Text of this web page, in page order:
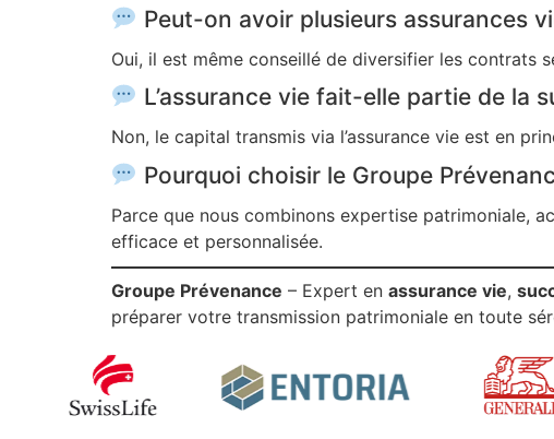
Peut-on avoir plusieurs assurances
Oui, il est même conseillé de diversifier les contrats
L’assurance vie fait-elle partie de la
Non, le capital transmis via l’assurance vie est en
Pourquoi choisir le Groupe
Parce que nous combinons expertise patrimoniale,
efficace et personnalisée.
Groupe Prévenance – Expert en assurance vie,
préparer votre transmission patrimoniale en toute